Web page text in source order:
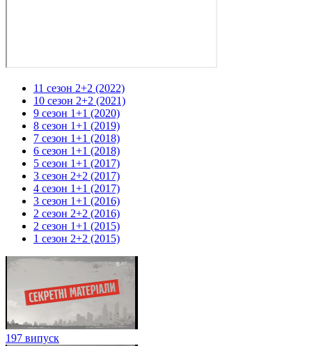
11 сезон 2+2 (2022)
10 сезон 2+2 (2021)
9 сезон 1+1 (2020)
8 сезон 1+1 (2019)
7 сезон 1+1 (2018)
6 сезон 1+1 (2018)
5 сезон 1+1 (2017)
3 сезон 2+2 (2017)
4 сезон 1+1 (2017)
3 сезон 1+1 (2016)
2 сезон 2+2 (2016)
2 сезон 1+1 (2015)
1 сезон 2+2 (2015)
197 випуск